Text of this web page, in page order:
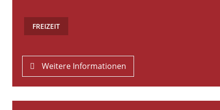
FREIZEIT
Weitere Informationen